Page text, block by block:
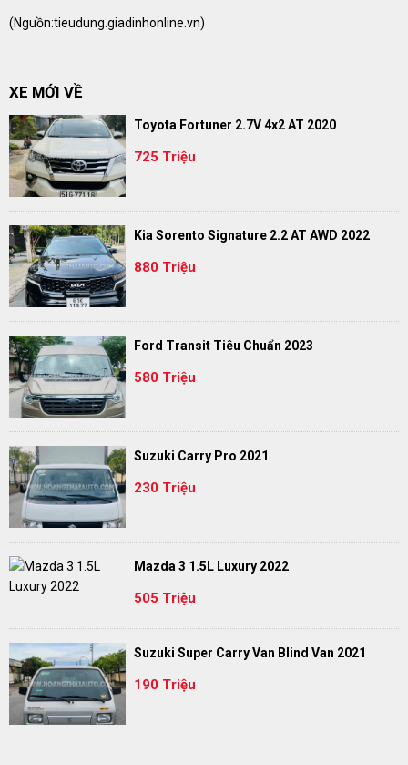
(Nguồn:tieudung.giadinhonline.vn)
XE MỚI VỀ
Toyota Fortuner 2.7V 4x2 AT 2020
725 Triệu
Kia Sorento Signature 2.2 AT AWD 2022
880 Triệu
Ford Transit Tiêu Chuẩn 2023
580 Triệu
Suzuki Carry Pro 2021
230 Triệu
Mazda 3 1.5L Luxury 2022
505 Triệu
Suzuki Super Carry Van Blind Van 2021
190 Triệu